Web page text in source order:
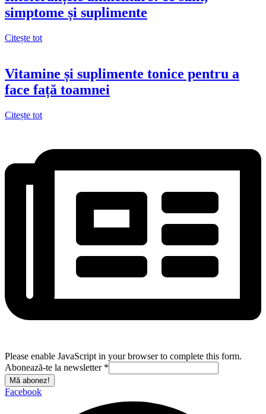
simptome și suplimente
Citește tot
Vitamine și suplimente tonice pentru a
face față toamnei
Citește tot
Please enable JavaScript in your browser to complete this form.
Abonează-te la newsletter *
Mă abonez!
Facebook